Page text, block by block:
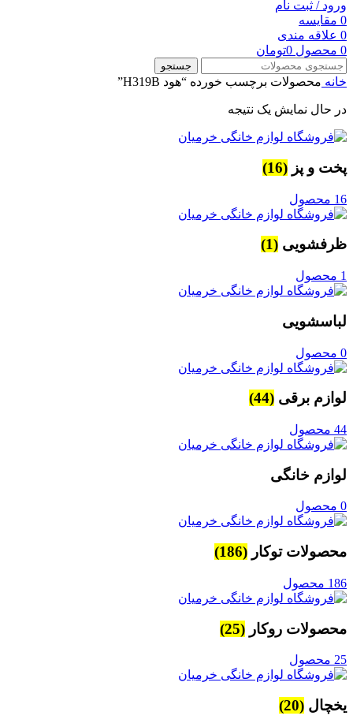
ورود / ثبت نام
0 مقایسه
0 علاقه مندی
0 محصول 0تومان
جستجو
خانه محصولات برچسب خورده “هود H319B”
در حال نمایش یک نتیجه
پخت و پز (16)
16 محصول
ظرفشویی (1)
1 محصول
لباسشویی
0 محصول
لوازم برقی (44)
44 محصول
لوازم خانگی
0 محصول
محصولات توکار (186)
186 محصول
محصولات روکار (25)
25 محصول
یخچال (20)